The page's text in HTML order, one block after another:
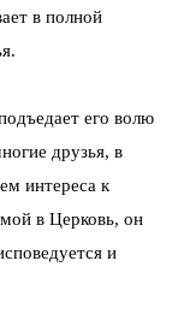
в полной
его волю
друзья, в
интереса к
в Церковь, он
и